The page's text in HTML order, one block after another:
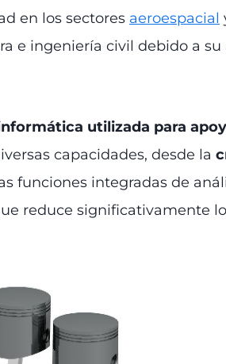
en los sectores aeroespacial
e ingeniería civil debido a
utilizada para
capacidades, desde la
funciones integradas de
reduce significativamente